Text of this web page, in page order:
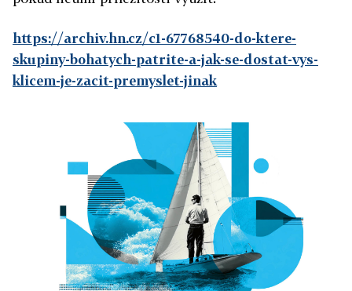
https://archiv.hn.cz/c1-67768540-do-ktere-
skupiny-bohatych-patrite-a-jak-se-dostat-vys-
klicem-je-zacit-premyslet-jinak